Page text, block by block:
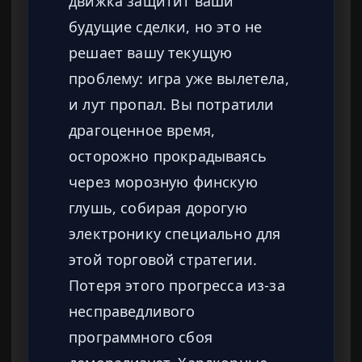
будущие сделки, но это не
решает вашу текущую
проблему: игра уже вылетела,
и лут пропал. Вы потратили
драгоценное время,
осторожно прокрадываясь
через морозную финскую
глушь, собирая дорогую
электронику специально для
этой торговой стратегии.
Потеря этого прогресса из-за
несправедливого
программного сбоя